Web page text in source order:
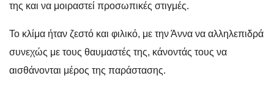
της και να μοιραστεί προσωπικές στιγμές.
Το κλίμα ήταν ζεστό και φιλικό, με την Άννα να αλληλεπιδρά
συνεχώς με τους θαυμαστές της, κάνοντάς τους να
αισθάνονται μέρος της παράστασης.